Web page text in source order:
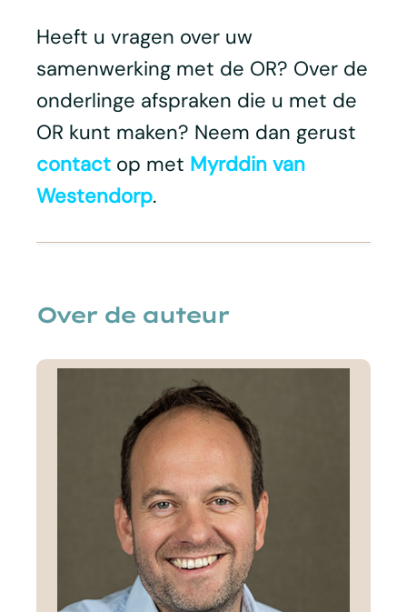
Heeft u vragen over uw
samenwerking met de OR? Over de
onderlinge afspraken die u met de
OR kunt maken? Neem dan gerust
contact op met Myrddin van
Westendorp.
Over de auteur